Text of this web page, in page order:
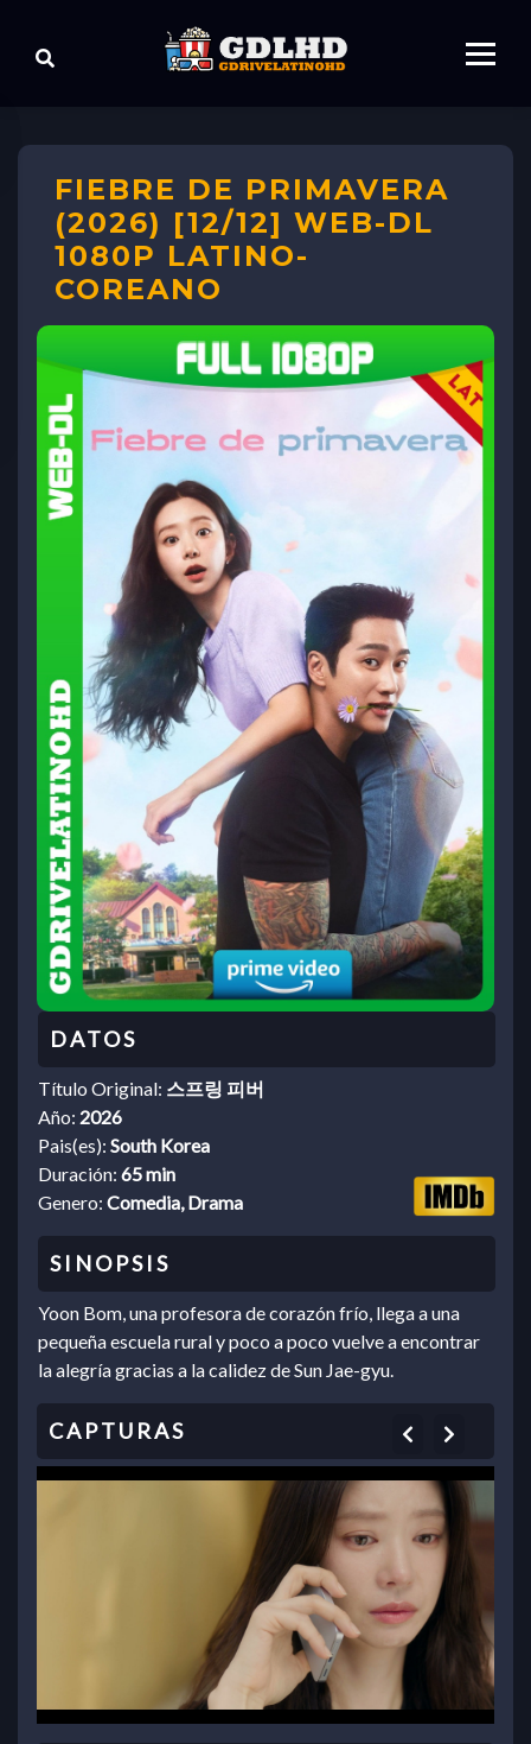
FIEBRE DE PRIMAVERA
(2026) [12/12] WEB-DL
1080P LATINO-
COREANO
Título Original: 스프링 피버
Año: 2026
Pais(es): South Korea
Duración: 65 min
Genero: Comedia, Drama
Yoon Bom, una profesora de corazón frío, llega a una
pequeña escuela rural y poco a poco vuelve a encontrar
la alegría gracias a la calidez de Sun Jae-gyu.
Previous